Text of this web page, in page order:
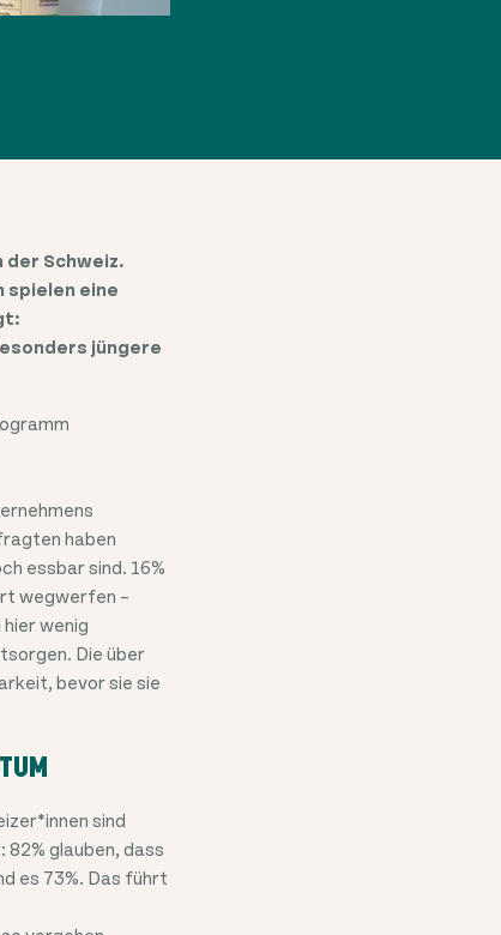
Schweiz.
spielen eine
jüngere
haben
essbar sind. 16%
wegwerfen –
wenig
Die über
bevor sie sie
sind
glauben, dass
es 73%. Das führt